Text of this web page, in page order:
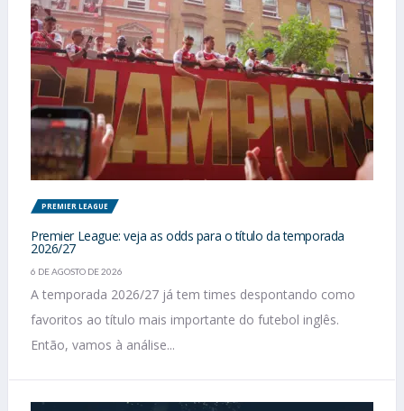
PREMIER LEAGUE
Premier League: veja as odds para o título da temporada
2026/27
6 DE AGOSTO DE 2026
A temporada 2026/27 já tem times despontando como
favoritos ao título mais importante do futebol inglês.
Então, vamos à análise...